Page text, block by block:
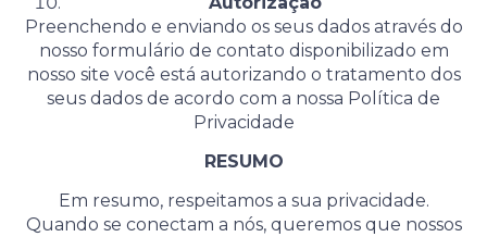
Preenchendo e enviando os seus dados através do
nosso formulário de contato disponibilizado em
nosso site você está autorizando o tratamento dos
seus dados de acordo com a nossa Política de
Privacidade
RESUMO
Em resumo, respeitamos a sua privacidade.
Quando se conectam a nós, queremos que nossos